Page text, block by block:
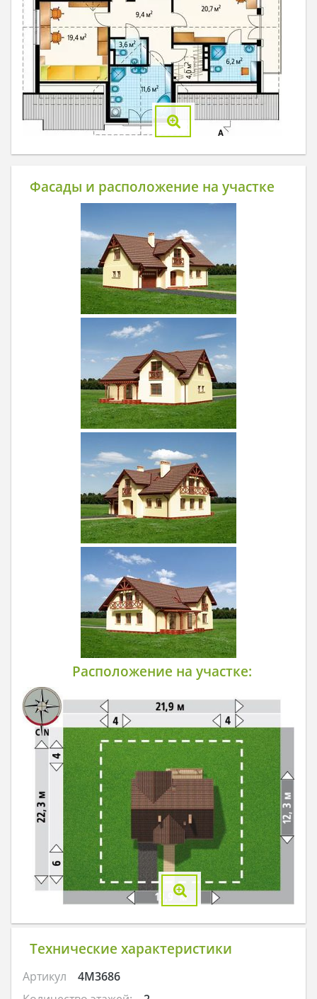
Фасады и расположение на участке
Расположение на участке:
Технические характеристики
Артикул
4M3686